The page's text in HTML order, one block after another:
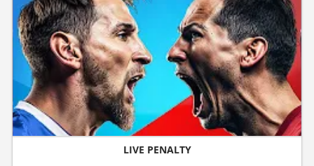
LIVE PENALTY